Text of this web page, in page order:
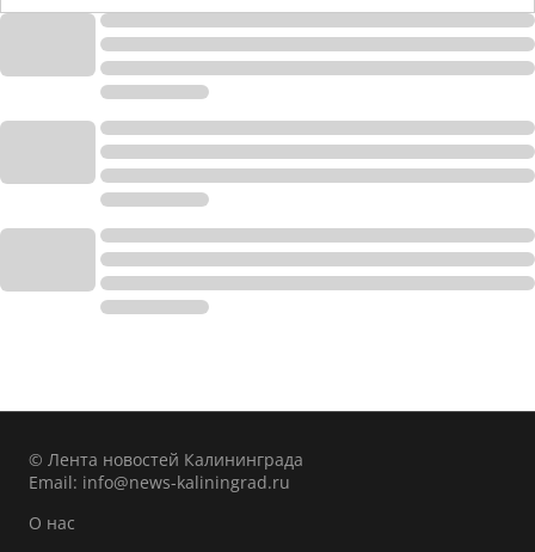
© Лента новостей Калининграда
Email: info@news-kaliningrad.ru
О нас